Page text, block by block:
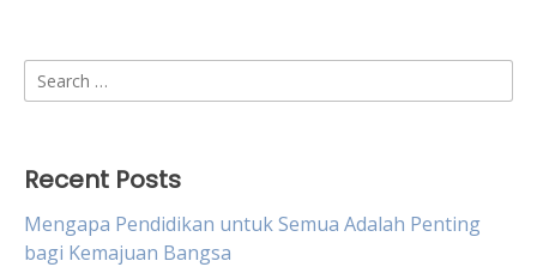
Search
for:
Recent Posts
Mengapa Pendidikan untuk Semua Adalah Penting
bagi Kemajuan Bangsa